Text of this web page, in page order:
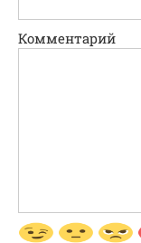
Комментарий